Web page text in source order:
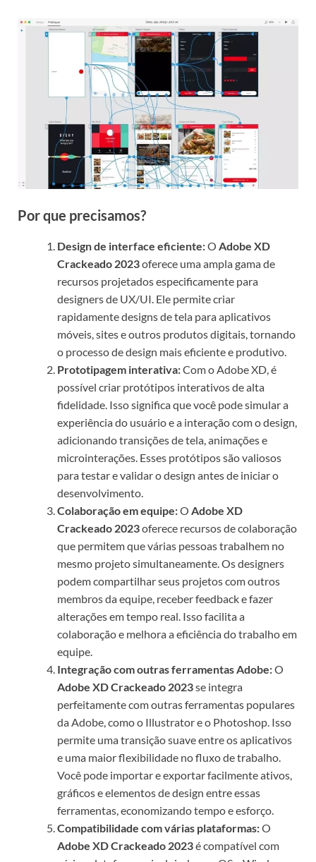
Por que precisamos?
Design de interface eficiente:O Adobe XD
Crackeado 2023oferece uma ampla gama de
recursos projetados especificamente para
designers de UX/UI. Ele permite criar
rapidamente designs de tela para aplicativos
móveis, sites e outros produtos digitais, tornando
o processo de design mais eficiente e produtivo.
Prototipagem interativa:Com o Adobe XD, é
possível criar protótipos interativos de alta
fidelidade. Isso significa que você pode simular a
experiência do usuário e a interação com o design,
adicionando transições de tela, animações e
microinterações. Esses protótipos são valiosos
para testar e validar o design antes de iniciar o
desenvolvimento.
Colaboração em equipe:O Adobe XD
Crackeado 2023oferece recursos de colaboração
que permitem que várias pessoas trabalhem no
mesmo projeto simultaneamente. Os designers
podem compartilhar seus projetos com outros
membros da equipe, receber feedback e fazer
alterações em tempo real. Isso facilita a
colaboração e melhora a eficiência do trabalho em
equipe.
Integração com outras ferramentas Adobe:O
Adobe XD Crackeado 2023se integra
perfeitamente com outras ferramentas populares
da Adobe, como o Illustrator e o Photoshop. Isso
permite uma transição suave entre os aplicativos
e uma maior flexibilidade no fluxo de trabalho.
Você pode importar e exportar facilmente ativos,
gráficos e elementos de design entre essas
ferramentas, economizando tempo e esforço.
Compatibilidade com várias plataformas:O
Adobe XD Crackeado 2023é compatível com